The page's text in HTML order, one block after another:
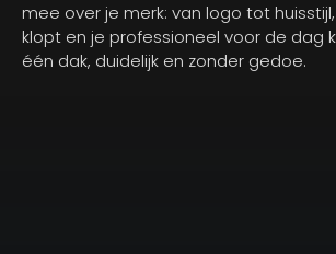
mee over je merk: van logo tot
klopt en je professioneel voor de dag
één dak, duidelijk en zonder gedoe.